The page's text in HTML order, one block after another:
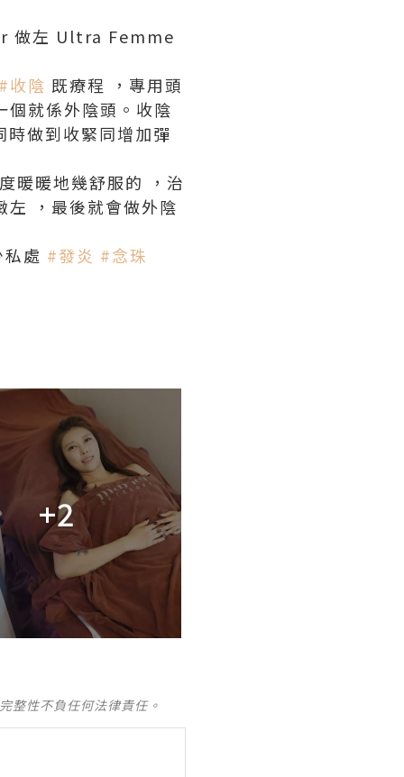
做左 Ultra Femme
收陰 既療程 ，專用頭
就係外陰頭。收陰
做到收緊同增加彈
暖暖地幾舒服的 ，治
，最後就會做外陰
處 #發炎 #念珠
+2
整性不負任何法律責任。